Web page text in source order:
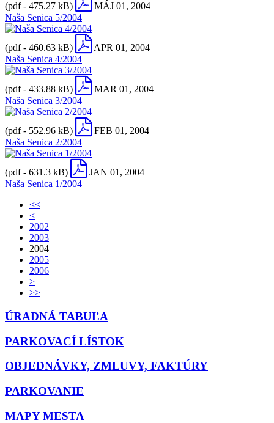
(pdf - 475.27 kB)
MÁJ 01, 2004
Naša Senica 5/2004
(pdf - 460.63 kB)
APR 01, 2004
Naša Senica 4/2004
(pdf - 433.88 kB)
MAR 01, 2004
Naša Senica 3/2004
(pdf - 552.96 kB)
FEB 01, 2004
Naša Senica 2/2004
(pdf - 631.3 kB)
JAN 01, 2004
Naša Senica 1/2004
<<
<
2002
2003
2004
2005
2006
>
>>
ÚRADNÁ TABUĽA
PARKOVACÍ LÍSTOK
OBJEDNÁVKY, ZMLUVY, FAKTÚRY
PARKOVANIE
MAPY MESTA